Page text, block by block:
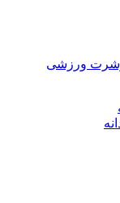
ورزشی